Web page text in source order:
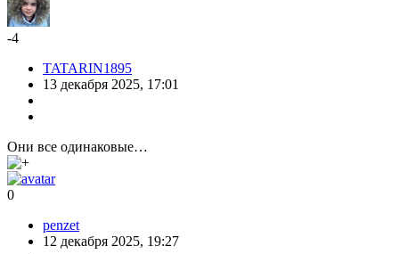
-4
TATARIN1895
13 декабря 2025, 17:01
Они все одинаковые…
0
penzet
12 декабря 2025, 19:27